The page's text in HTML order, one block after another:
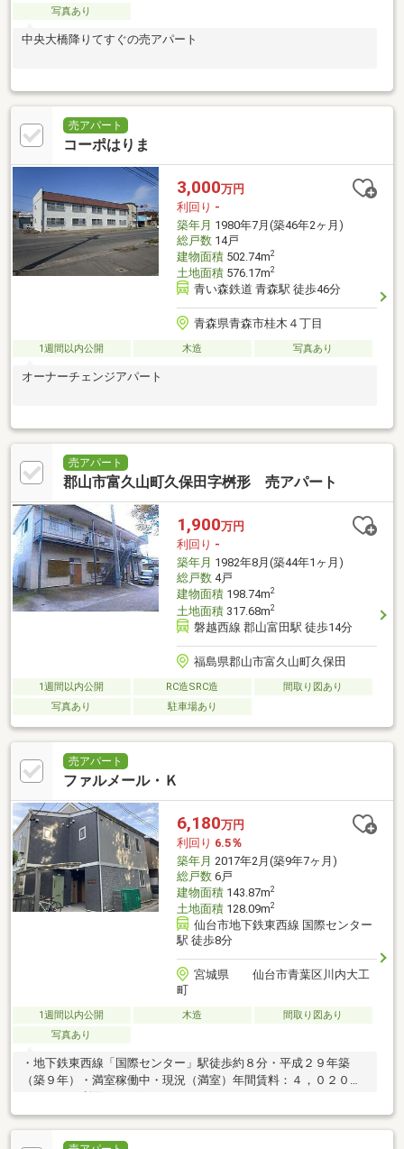
写真あり
中央大橋降りてすぐの売アパート
売アパート
コーポはりま
3,000万円
利回り -
築年月 1980年7月(築46年2ヶ月)
総戸数14戸
建物面積502.74m2
土地面積576.17m2
青い森鉄道 青森駅 徒歩46分
青森県青森市桂木４丁目
1週間以内公開 木造 写真あり
オーナーチェンジアパート
売アパート
郡山市富久山町久保田字桝形 売アパート
1,900万円
利回り -
築年月 1982年8月(築44年1ヶ月)
総戸数4戸
建物面積198.74m2
土地面積317.68m2
磐越西線 郡山富田駅 徒歩14分
福島県郡山市富久山町久保田
1週間以内公開 RC造SRC造
間取り図あり
写真あり
駐車場あり
売アパート
ファルメール・Ｋ
6,180万円
利回り 6.5％
築年月 2017年2月(築9年7ヶ月)
総戸数6戸
建物面積143.87m2
土地面積128.09m2
仙台市地下鉄東西線 国際センター
駅 徒歩8分
宮城県 仙台市青葉区川内大工
町
1週間以内公開 木造
間取り図あり
写真あり
・地下鉄東西線「国際センター」駅徒歩約８分・平成２９年築
（築９年）・満室稼働中・現況（満室）年間賃料：４，０２０，